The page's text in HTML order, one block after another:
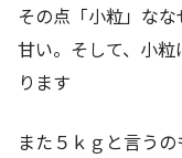
その点「小粒」なな
甘い。そして、小
ります
また５ｋｇと言う